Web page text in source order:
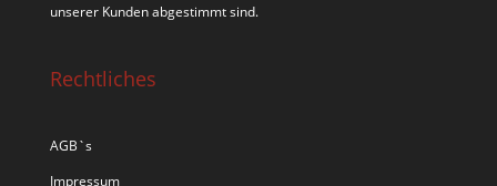
unserer Kunden abgestimmt sind.
Rechtliches
AGB`s
Impressum